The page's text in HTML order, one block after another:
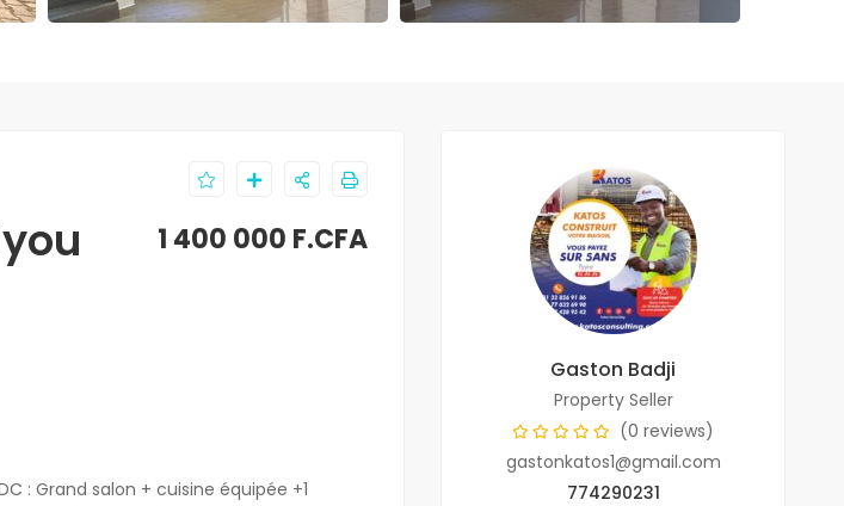
1 400 000 F.CFA
: Grand salon + cuisine équipée +1
Gaston Badji
Property Seller
(0 reviews)
gastonkatos1@gmail.com
774290231